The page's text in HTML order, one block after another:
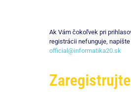
Ak Vám čokoľvek pri
registrácii nefunguje, napíšte
official@informatika20.sk